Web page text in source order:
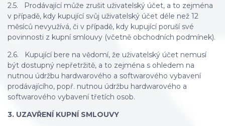
2.5. Prodávající může zrušit uživatelský účet, a to zejména
v případě, kdy kupující svůj uživatelský účet déle než 12
měsíců nevyužívá, či v případě, kdy kupující poruší své
povinnosti z kupní smlouvy (včetně obchodních podmínek).
2.6. Kupující bere na vědomí, že uživatelský účet nemusí
být dostupný nepřetržitě, a to zejména s ohledem na
nutnou údržbu hardwarového a softwarového vybavení
prodávajícího, popř. nutnou údržbu hardwarového a
softwarového vybavení třetích osob.
3. UZAVŘENÍ KUPNÍ SMLOUVY